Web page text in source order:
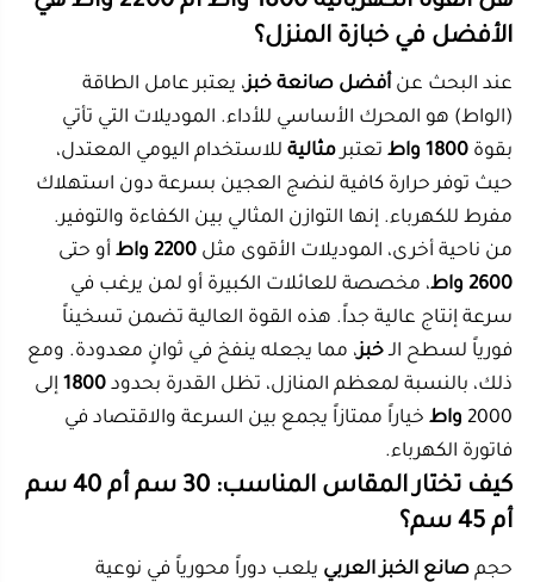
مفرط للكهرباء. إنها التوازن المثالي بين الكفاءة والتوفير.
من ناحية أخرى، الموديلات الأقوى مثل
، مخصصة للعائلات الكبيرة أو لمن يرغب في
سرعة إنتاج عالية جداً. هذه القوة العالية تضمن تسخيناً
فورياً لسطح الـ ، مما يجعله ينفخ في ثوانٍ معدودة. ومع
ذلك، بالنسبة لمعظم المنازل، تظل القدرة بحدود1800إلى
2000 واطخياراً ممتازاً يجمع بين السرعة والاقتصاد في
فاتورة الكهرباء.
كيف تختار المقاس المناسب: 30 سم أم 40 سم
أم 45 سم؟
حجمصانع الخبز العربي يلعب دوراً محورياً في نوعية
المخبوزات التي يمكنك تحضيرها. الخيار الأصغر، بحجم 30
سم، مناسب للمطابخ الصغيرة ولتحضير الخبز بحجم فردي.
إنهسهلالتخزين ولا يأخذ حيزاً كبيراً على سطح العمل،
ويعمل بكفاءة عالية
أما إذا كنت تفضل الخبز الكبير الحجم كما في المطاعم، فإن
مقاس 40 سم
يمنحك حرية تحضير كميات أكبر دفعة واحدة، وهو
مناسب جداً للعائلات. موديلات مثلمقاس 40 غالباً ما